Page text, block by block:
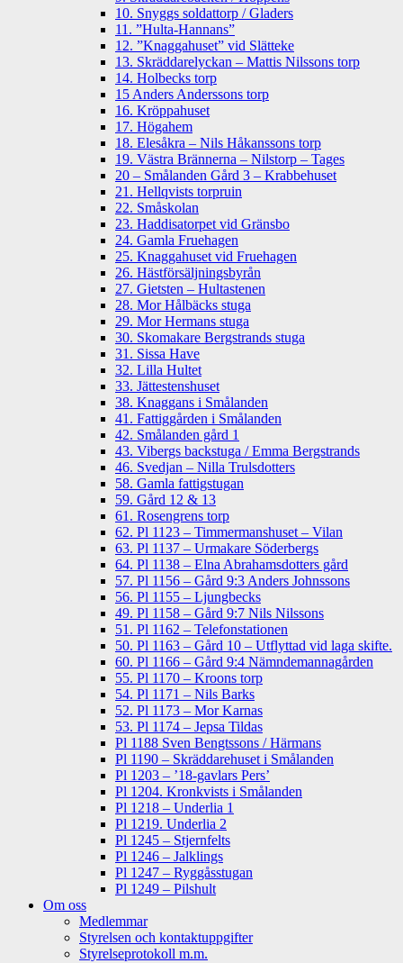
10. Snyggs soldattorp / Gladers
11. ”Hulta-Hannans”
12. ”Knaggahuset” vid Slätteke
13. Skräddarelyckan – Mattis Nilssons torp
14. Holbecks torp
15 Anders Anderssons torp
16. Kröppahuset
17. Högahem
18. Elesåkra – Nils Håkanssons torp
19. Västra Brännerna – Nilstorp – Tages
20 – Smålanden Gård 3 – Krabbehuset
21. Hellqvists torpruin
22. Småskolan
23. Haddisatorpet vid Gränsbo
24. Gamla Fruehagen
25. Knaggahuset vid Fruehagen
26. Hästförsäljningsbyrån
27. Gietsten – Hultastenen
28. Mor Hålbäcks stuga
29. Mor Hermans stuga
30. Skomakare Bergstrands stuga
31. Sissa Have
32. Lilla Hultet
33. Jättestenshuset
38. Knaggans i Smålanden
41. Fattiggården i Smålanden
42. Smålanden gård 1
43. Vibergs backstuga / Emma Bergstrands
46. Svedjan – Nilla Trulsdotters
58. Gamla fattigstugan
59. Gård 12 & 13
61. Rosengrens torp
62. Pl 1123 – Timmermanshuset – Vilan
63. Pl 1137 – Urmakare Söderbergs
64. Pl 1138 – Elna Abrahamsdotters gård
57. Pl 1156 – Gård 9:3 Anders Johnssons
56. Pl 1155 – Ljungbecks
49. Pl 1158 – Gård 9:7 Nils Nilssons
51. Pl 1162 – Telefonstationen
50. Pl 1163 – Gård 10 – Utflyttad vid laga skifte.
60. Pl 1166 – Gård 9:4 Nämndemannagården
55. Pl 1170 – Kroons torp
54. Pl 1171 – Nils Barks
52. Pl 1173 – Mor Karnas
53. Pl 1174 – Jepsa Tildas
Pl 1188 Sven Bengtssons / Härmans
Pl 1190 – Skräddarehuset i Smålanden
Pl 1203 – ’18-gavlars Pers’
Pl 1204. Kronkvists i Smålanden
Pl 1218 – Underlia 1
Pl 1219. Underlia 2
Pl 1245 – Stjernfelts
Pl 1246 – Jalklings
Pl 1247 – Ryggåsstugan
Pl 1249 – Pilshult
Om oss
Medlemmar
Styrelsen och kontaktuppgifter
Styrelseprotokoll m.m.